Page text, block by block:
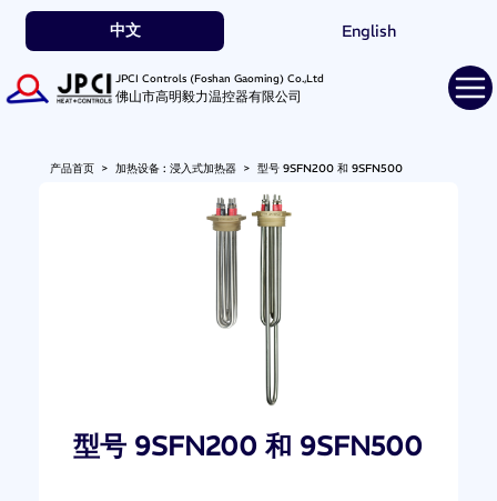
中文 English
JPCI Controls (Foshan Gaoming) Co.,Ltd
佛山市高明毅力温控器有限公司
产品首页> 加热设备 : 浸入式加热器> 型号 9SFN200 和 9SFN500
型号 9SFN200 和 9SFN500